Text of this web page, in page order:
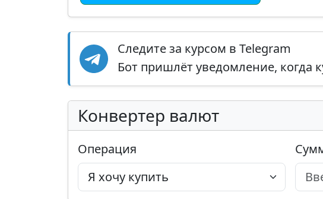
Следите за курсом в Telegram
Бот пришлёт уведомление, когда
Конвертер валют
Операция